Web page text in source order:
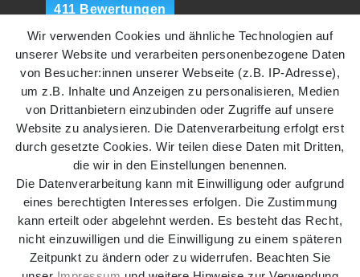
Impressum Daten­schutz­erklärung AGB
Wir verwenden Cookies und ähnliche Technologien auf
unserer Website und verarbeiten personenbezogene Daten
von Besucher:innen unserer Webseite (z.B. IP-Adresse),
um z.B. Inhalte und Anzeigen zu personalisieren, Medien
von Drittanbietern einzubinden oder Zugriffe auf unsere
Website zu analysieren. Die Datenverarbeitung erfolgt erst
durch gesetzte Cookies. Wir teilen diese Daten mit Dritten,
die wir in den Einstellungen benennen.
Die Datenverarbeitung kann mit Einwilligung oder aufgrund
eines berechtigten Interesses erfolgen. Die Zustimmung
kann erteilt oder abgelehnt werden. Es besteht das Recht,
nicht einzuwilligen und die Einwilligung zu einem späteren
Zeitpunkt zu ändern oder zu widerrufen. Beachten Sie